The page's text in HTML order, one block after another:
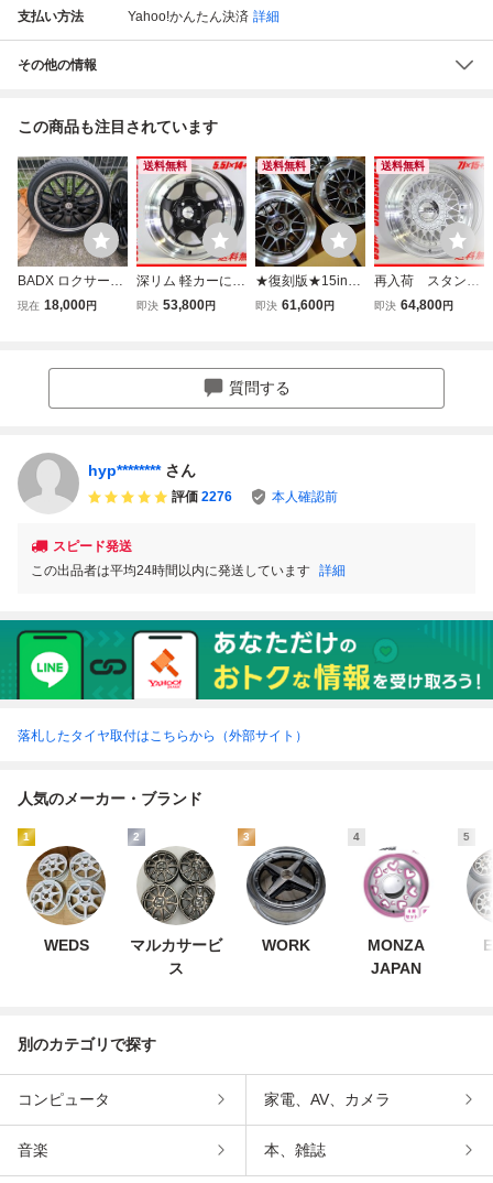
支払い方法 Yahoo!かんたん決済 詳細
その他の情報
この商品も注目されています
BADX ロクサーニ
マルチフォルケッ
現在 18,000円
送料無料
深リム 軽カーに
新作スタンスマジ
【出品中＝在庫有
即決 53,800円
送料無料
★復刻版★15inch
6.5J+38 4H100 シ
ホイール1台分タ
イヤset可能 コン
即決 61,600円
送料無料
再入荷 スタンス
軽・コンパクトカ
即決 64,800円
質問する
hyp******** さん
評価 2276 本人確認前
スピード発送
この出品者は平均24時間以内に発送しています 詳細
落札したタイヤ取付はこちらから（外部サイト）
人気のメーカー・ブランド
1
WEDS
2
マルカサービ
ス
3
WORK
4
MONZA
JAPAN
5
別のカテゴリで探す
コンピュータ 家電、AV、カメラ
音楽 本、雑誌